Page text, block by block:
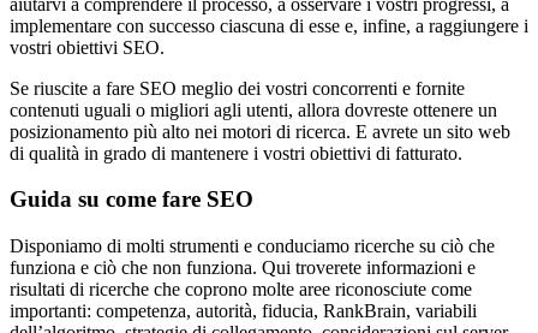
implementare con successo ciascuna di esse e, infine, a raggiungere i
vostri obiettivi SEO.
Se riuscite a fare SEO meglio dei vostri concorrenti e fornite
contenuti uguali o migliori agli utenti, allora dovreste ottenere un
posizionamento più alto nei motori di ricerca. E avrete un sito web
di qualità in grado di mantenere i vostri obiettivi di fatturato.
Guida su come fare SEO
Disponiamo di molti strumenti e conduciamo ricerche su ciò che
funziona e ciò che non funziona. Qui troverete informazioni e
risultati di ricerche che coprono molte aree riconosciute come
importanti: competenza, autorità, fiducia, RankBrain, variabili